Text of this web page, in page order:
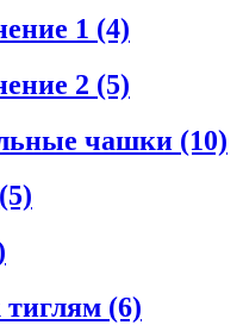
1 (4)
2 (5)
чашки (10)
(5)
(6)